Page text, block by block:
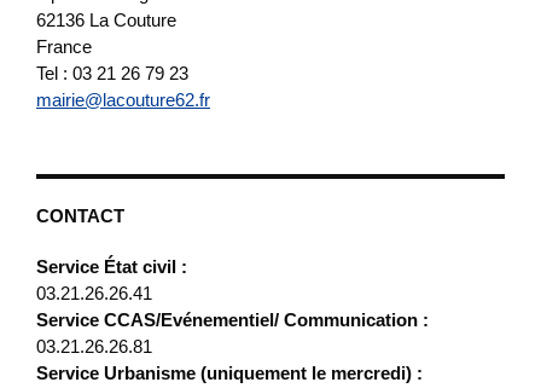
62136 La Couture
France
Tel : 03 21 26 79 23
mairie@lacouture62.fr
CONTACT
Service État civil :
03.21.26.26.41
Service CCAS/Evénementiel/ Communication :
03.21.26.26.81
Service Urbanisme (uniquement le mercredi) :